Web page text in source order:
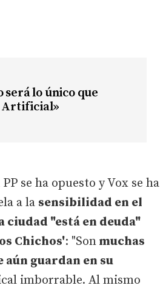
lo único que
Artificial»
se ha opuesto y Vox se ha
a la sensibilidad en el
ciudad "está en deuda"
Chichos': "Son muchas
aún guardan en su
imborrable. Al mismo